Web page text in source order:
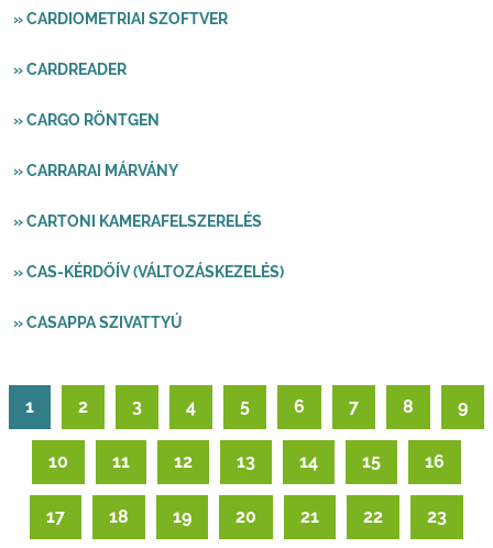
» CARDIOMETRIAI SZOFTVER
» CARDREADER
» CARGO RÖNTGEN
» CARRARAI MÁRVÁNY
» CARTONI KAMERAFELSZERELÉS
» CAS-KÉRDŐÍV (VÁLTOZÁSKEZELÉS)
» CASAPPA SZIVATTYÚ
1 2 3 4 5 6 7 8 9
10 11 12 13 14 15 16
17 18 19 20 21 22 23